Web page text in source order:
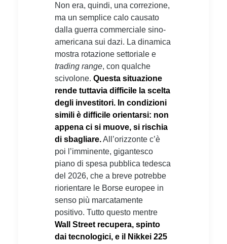
Non era, quindi, una correzione,
ma un semplice calo causato
dalla guerra commerciale sino-
americana sui dazi. La dinamica
mostra rotazione settoriale e
trading range, con qualche
scivolone. Questa situazione
rende tuttavia difficile la scelta
degli investitori. In condizioni
simili è difficile orientarsi: non
appena ci si muove, si rischia
di sbagliare.All’orizzonte c’è
poi l’imminente, gigantesco
piano di spesa pubblica tedesca
del 2026, che a breve potrebbe
riorientare le Borse europee in
senso più marcatamente
positivo. Tutto questo mentre
Wall Street recupera, spinto
dai tecnologici, e il Nikkei 225